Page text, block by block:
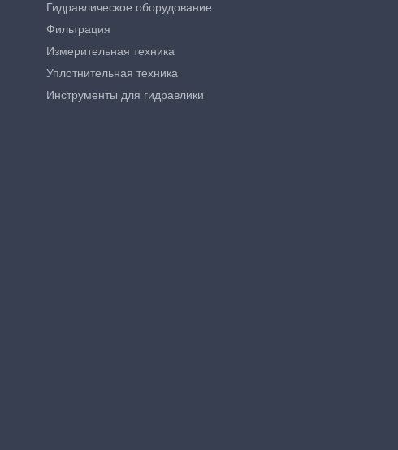
Гидравлическое оборудование
Фильтрация
Измерительная техника
Уплотнительная техника
Инструменты для гидравлики